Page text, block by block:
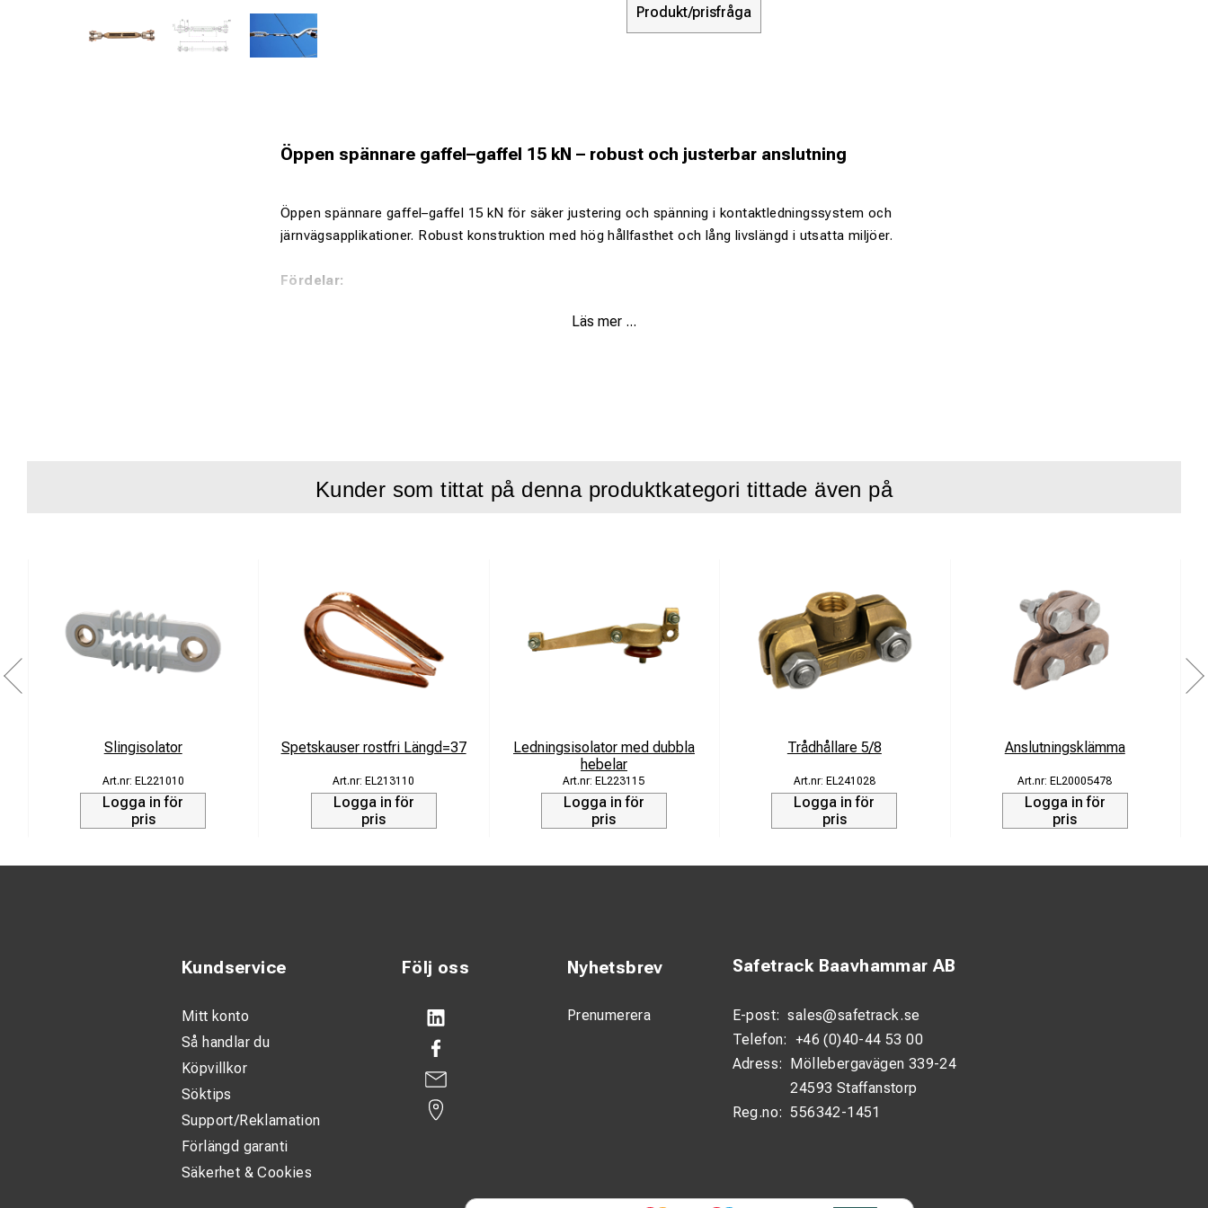
Produkt/prisfråga
Öppen spännare gaffel–gaffel 15 kN – robust och justerbar anslutning
Öppen spännare gaffel–gaffel 15 kN för säker justering och spänning i kontaktledningssystem och
järnvägsapplikationer. Robust konstruktion med hög hållfasthet och lång livslängd i utsatta miljöer.
Fördelar:
Kroppen är tillverkad i CuZn16Si4 medan skruvar, muttrar och gafflar är utförda i rostfritt stål.
Sprintarna är tillverkade i koppar för säker och hållbar infästning.
Typ: Öppen spännare gaffel–gaffel
Tillåten belastning: 15 kN
Justerbar längd: 285–390 mm
Vikt: 0,956 kg
Användning: Kontaktledningssystem och järnvägsapplikationer
Läs mer ...
Kunder som tittat på denna produktkategori tittade även på
Slingisolator
EL221010
Logga in för
pris
Spetskauser rostfri Längd=37
EL213110
Logga in för
pris
Ledningsisolator med dubbla
hebelar
EL223115
Logga in för
pris
Trådhållare 5/8
EL241028
Logga in för
pris
Anslutningsklämma
EL20005478
Logga in för
pris
Följ oss Nyhetsbrev
Prenumerera
Safetrack Baavhammar AB
E-post: sales@safetrack.se
Telefon: +46 (0)40-44 53 00
Adress: Möllebergavägen 339-24
24593 Staffanstorp
Reg.no: 556342-1451
Kundservice
Mitt konto
Så handlar du
Köpvillkor
Söktips
Support/Reklamation
Förlängd garanti
Säkerhet & Cookies